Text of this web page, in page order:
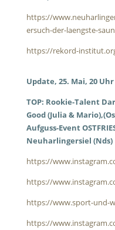
https://
ersuch-der-laengste-
https://rekord-
Update, 25. Mai, 20 Uhr
TOP: Rookie-Talent
Good (Julia &
Aufguss-Event
Neuharlingersiel (Nds)
https://
https://
https://www.sport-und-
https://